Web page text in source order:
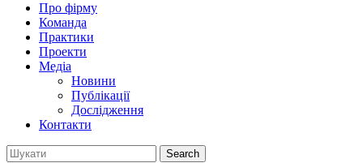
Про фірму
Команда
Практики
Проекти
Медіа
Новини
Публікації
Дослідження
Контакти